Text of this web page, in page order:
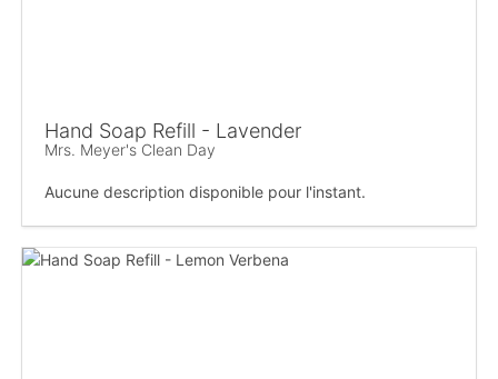
Hand Soap Refill - Lavender
Mrs. Meyer's Clean Day
Aucune description disponible pour l'instant.